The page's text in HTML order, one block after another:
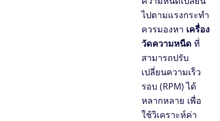
ไปตามแรงกระทำ
ควรมองหา เครื่อง
วัดความหนืด ที่
สามารถปรับ
เปลี่ยนความเร็ว
รอบ (RPM) ได้
หลากหลาย เพื่อ
ใช้วิเคราะห์ค่า